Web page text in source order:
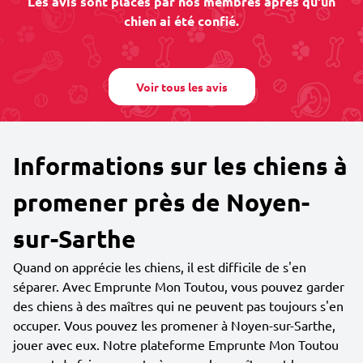
chien ai été confié.
Voir tous les avis
Informations sur les chiens à
promener près de Noyen-
sur-Sarthe
Quand on apprécie les chiens, il est difficile de s'en
séparer. Avec Emprunte Mon Toutou, vous pouvez garder
des chiens à des maîtres qui ne peuvent pas toujours s'en
occuper. Vous pouvez les promener à Noyen-sur-Sarthe,
jouer avec eux. Notre plateforme Emprunte Mon Toutou